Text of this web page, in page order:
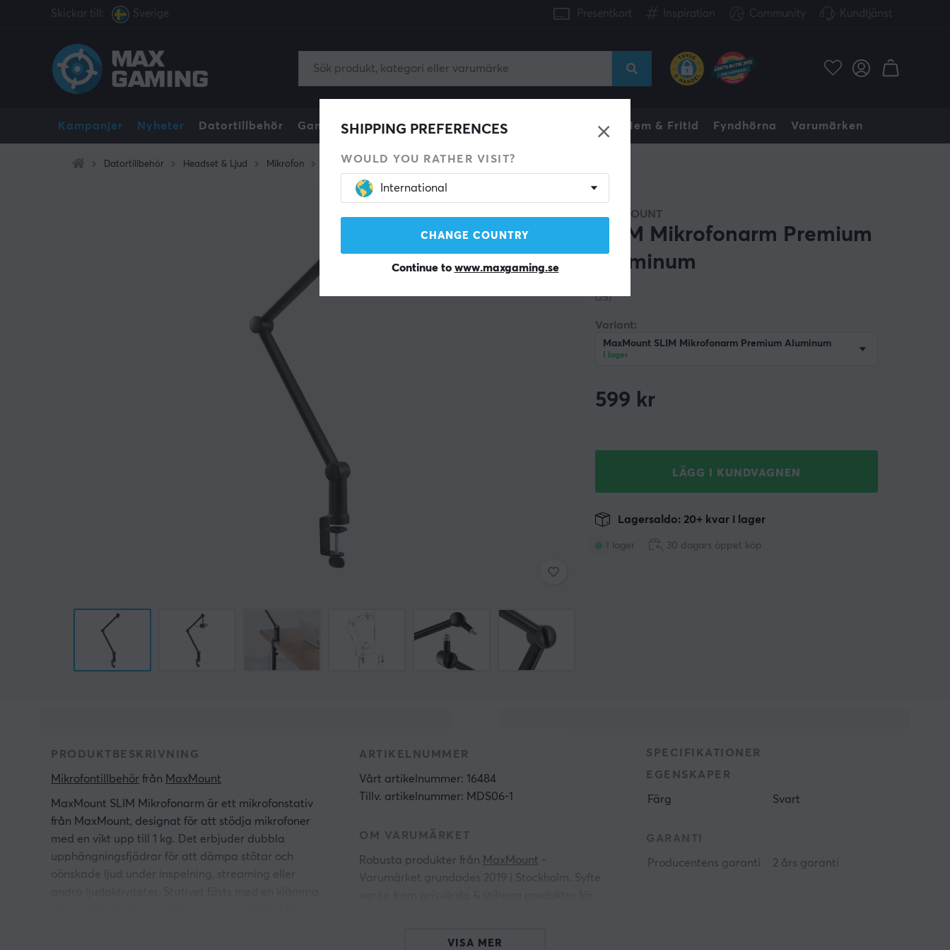
Skickar till: Sverige Presentkort Inspiration Community Kundtjänst
Kampanjer Nyheter Datortillbehör Gamingdator Konsol Gamingstol Mobiltillbehör Hem & Fritid Fyndhörna Varumärken
SHIPPING PREFERENCES
WOULD YOU RATHER VISIT?
International
CHANGE COUNTRY
Continue to www.maxgaming.se
Datortillbehör Headset & Ljud Mikrofon Mikrofontillbehör
MAXMOUNT
SLIM Mikrofonarm Premium
Aluminum
(25)
Variant:
MaxMount SLIM Mikrofonarm Premium Aluminum
I lager
599 kr
LÄGG I KUNDVAGNEN
I lager
Lagersaldo: 20+ kvar i lager
30 dagars öppet köp
PRODUKTBESKRIVNING
Mikrofontillbehör från MaxMount
MaxMount SLIM Mikrofonarm är ett mikrofonstativ
från MaxMount, designat för att stödja mikrofoner
med en vikt upp till 1 kg. Det erbjuder dubbla
upphängningsfjädrar för att dämpa stötar och
oönskade ljud under inspelning, streaming eller
ARTIKELNUMMER
Vårt artikelnummer: 16484
Tillv. artikelnummer: MDS06-1
OM VARUMÄRKET
Robusta produkter från MaxMount -
Varumärket grundades 2019 i Stockholm. Syfte
SPECIFIKATIONER
EGENSKAPER
Färg Svart
GARANTI
Producentens garanti 2 års garanti
VISA MER